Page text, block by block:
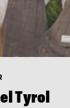
Tyrol